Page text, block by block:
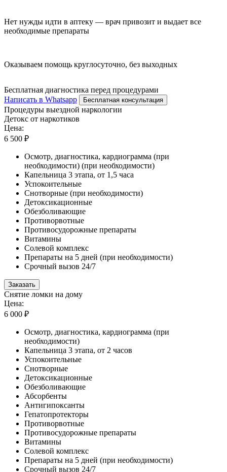
Нет нужды идти в аптеку — врач привозит и выдает все
необходимые препараты
Оказываем помощь круглосуточно, без выходных
Бесплатная диагностика перед процедурами
Написать в Whatsapp
Бесплатная консультация
Процедуры выездной наркологии
Детокс от наркотиков
Цена:
6 500 ₽
Осмотр, диагностика, кардиограмма (при
необходимости) (при необходимости)
Капельница 3 этапа, от 1,5 часа
Успокоительные
Снотворные (при необходимости)
Детоксикационные
Обезболивающие
Противорвотные
Противосудорожные препараты
Витамины
Солевой комплекс
Препараты на 5 дней (при необходимости)
Срочный вызов 24/7
Заказать
Снятие ломки на дому
Цена:
6 000 ₽
Осмотр, диагностика, кардиограмма (при
необходимости)
Капельница 3 этапа, от 2 часов
Успокоительные
Снотворные
Детоксикационные
Обезболивающие
Абсорбенты
Антигипоксанты
Гепатопротекторы
Противорвотные
Противосудорожные препараты
Витамины
Солевой комплекс
Препараты на 5 дней (при необходимости)
Срочный вызов 24/7